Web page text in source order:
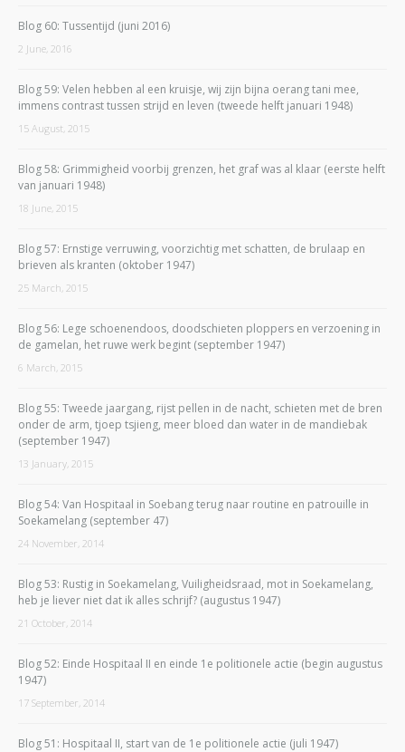
Blog 60: Tussentijd (juni 2016)
2 June, 2016
Blog 59: Velen hebben al een kruisje, wij zijn bijna oerang tani mee,
immens contrast tussen strijd en leven (tweede helft januari 1948)
15 August, 2015
Blog 58: Grimmigheid voorbij grenzen, het graf was al klaar (eerste helft
van januari 1948)
18 June, 2015
Blog 57: Ernstige verruwing, voorzichtig met schatten, de brulaap en
brieven als kranten (oktober 1947)
25 March, 2015
Blog 56: Lege schoenendoos, doodschieten ploppers en verzoening in
de gamelan, het ruwe werk begint (september 1947)
6 March, 2015
Blog 55: Tweede jaargang, rijst pellen in de nacht, schieten met de bren
onder de arm, tjoep tsjieng, meer bloed dan water in de mandiebak
(september 1947)
13 January, 2015
Blog 54: Van Hospitaal in Soebang terug naar routine en patrouille in
Soekamelang (september 47)
24 November, 2014
Blog 53: Rustig in Soekamelang, Vuiligheidsraad, mot in Soekamelang,
heb je liever niet dat ik alles schrijf? (augustus 1947)
21 October, 2014
Blog 52: Einde Hospitaal II en einde 1e politionele actie (begin augustus
1947)
17 September, 2014
Blog 51: Hospitaal II, start van de 1e politionele actie (juli 1947)